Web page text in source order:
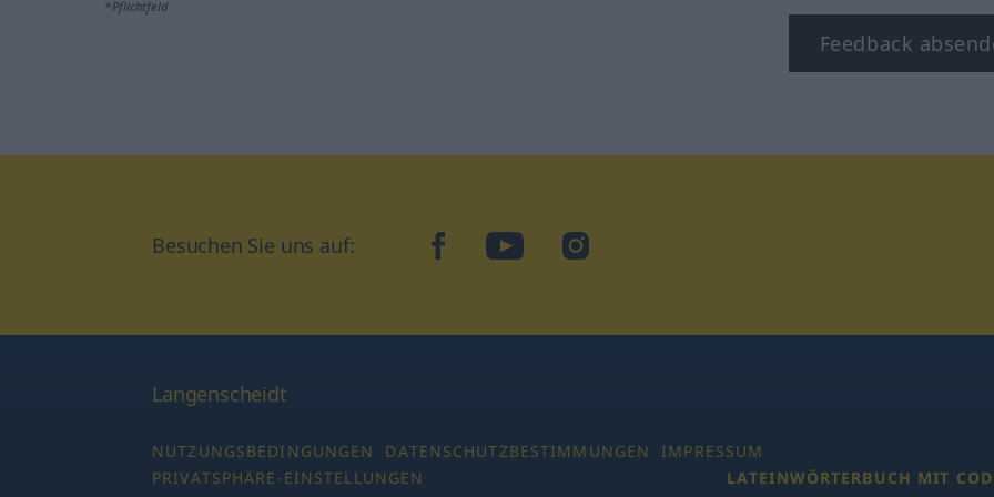
*Pflichtfeld
Feedback
Besuchen Sie uns auf: facebookYouTubeInstagram
Langenscheidt
NUTZUNGSBEDINGUNGEN DATENSCHUTZBESTIMMUNGEN
IMPRESSUM
PRIVATSPHÄRE-EINSTELLUNGEN
LATEINWÖRTERBUCH MIT